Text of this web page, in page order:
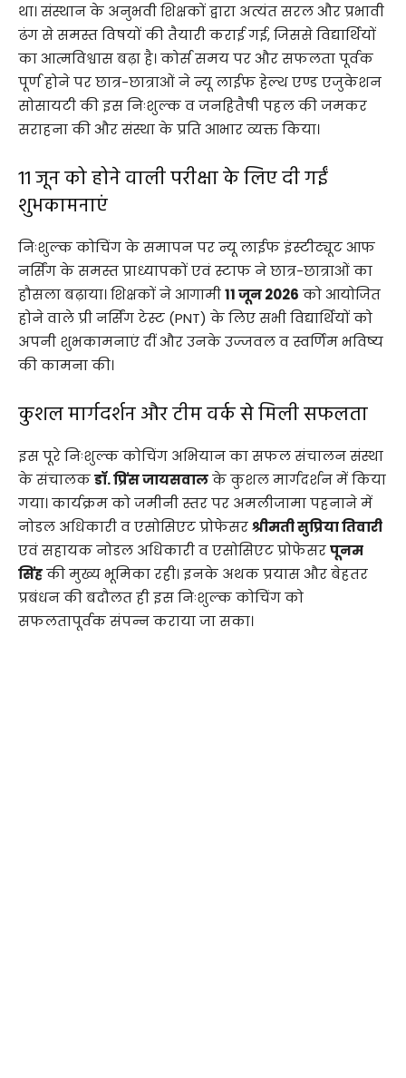
था। संस्थान के अनुभवी शिक्षकों द्वारा अत्यंत सरल और प्रभावी
ढंग से समस्त विषयों की तैयारी कराई गई, जिससे विद्यार्थियों
का आत्मविश्वास बढ़ा है। कोर्स समय पर और सफलता पूर्वक
पूर्ण होने पर छात्र-छात्राओं ने न्यू लाईफ हेल्थ एण्ड एजुकेशन
सोसायटी की इस निःशुल्क व जनहितैषी पहल की जमकर
सराहना की और संस्था के प्रति आभार व्यक्त किया।
​11 जून को होने वाली परीक्षा के लिए दी गईं
शुभकामनाएं
​निःशुल्क कोचिंग के समापन पर न्यू लाईफ इंस्टीट्यूट आफ
नर्सिंग के समस्त प्राध्यापकों एवं स्टाफ ने छात्र-छात्राओं का
हौसला बढ़ाया। शिक्षकों ने आगामी11 जून 2026 को आयोजित
होने वाले प्री नर्सिंग टेस्ट (PNT) के लिए सभी विद्यार्थियों को
अपनी शुभकामनाएं दीं और उनके उज्जवल व स्वर्णिम भविष्य
की कामना की।
​कुशल मार्गदर्शन और टीम वर्क से मिली सफलता
​इस पूरे निःशुल्क कोचिंग अभियान का सफल संचालन संस्था
के संचालकडाॅ. प्रिंस जायसवालके कुशल मार्गदर्शन में किया
गया। कार्यक्रम को जमीनी स्तर पर अमलीजामा पहनाने में
नोडल अधिकारी व एसोसिएट प्रोफेसरश्रीमती सुप्रिया तिवारी
एवं सहायक नोडल अधिकारी व एसोसिएट प्रोफेसरपूनम
सिंहकी मुख्य भूमिका रही। इनके अथक प्रयास और बेहतर
प्रबंधन की बदौलत ही इस निःशुल्क कोचिंग को
सफलतापूर्वक संपन्न कराया जा सका।